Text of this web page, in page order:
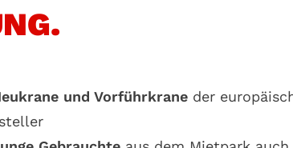
und Vorführkrane der